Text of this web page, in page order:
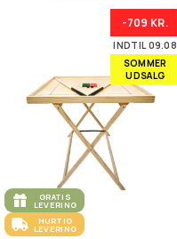
-709 KR.
INDTIL 09.08
SOMMER
UDSALG
GRATIS
LEVERING
HURTIG
LEVERING